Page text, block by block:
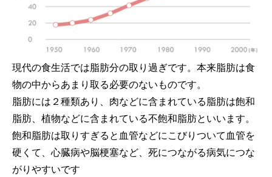
現代の食生活では脂肪分の取り過ぎです。本来脂肪は食
物の中からあまり取る必要のないものです。
脂肪には２種類あり、肉などに含まれている脂肪は飽和
脂肪、植物などに含まれている不飽和脂肪といいます。
飽和脂肪は取りすぎると血管などにこびりついて血管を
硬くて、 心臓病や脳梗塞など、死につながる病気につな
がりやすいです